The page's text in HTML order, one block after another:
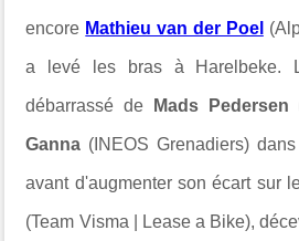
encore Mathieu van der Poel
a levé les bras à Harelbeke.
débarrassé de Mads Pedersen
Ganna (INEOS Grenadiers)
avant d'augmenter son écart sur
(Team Visma | Lease a Bike),